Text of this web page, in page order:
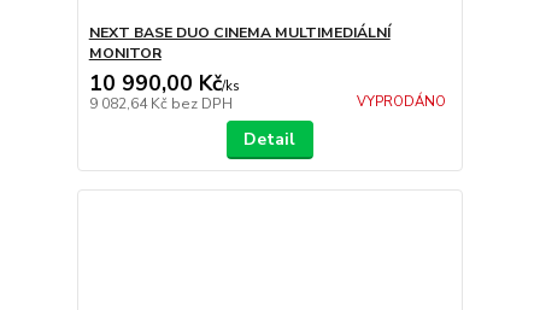
NEXT BASE DUO CINEMA MULTIMEDIÁLNÍ
MONITOR
10 990,00 Kč/ks
9 082,64 Kč bez DPH VYPRODÁNO
Detail